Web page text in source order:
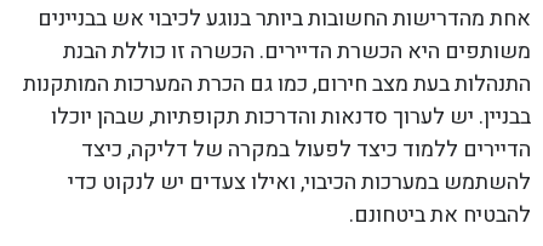
אחת מהדרישות החשובות ביותר בנוגע לכיבוי אש בבניינים
משותפים היא הכשרת הדיירים. הכשרה זו כוללת הבנת
התנהלות בעת מצב חירום, כמו גם הכרת המערכות המותקנות
בבניין. יש לערוך סדנאות והדרכות תקופתיות, שבהן יוכלו
הדיירים ללמוד כיצד לפעול במקרה של דליקה, כיצד
להשתמש במערכות הכיבוי, ואילו צעדים יש לנקוט כדי
להבטיח את ביטחונם.